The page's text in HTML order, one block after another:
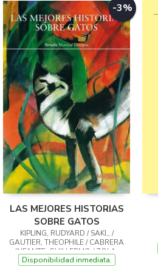
-3%
LAS MEJORES HISTORIAS
SOBRE GATOS
KIPLING, RUDYARD / SAKI,, /
GAUTIER, THEOPHILE / CABRERA
INFANTE, GUILLERMO / ZOLA,
ÉMILE / TWAIN, MARK / HIGHSMITH,
Disponibilidad inmediata.